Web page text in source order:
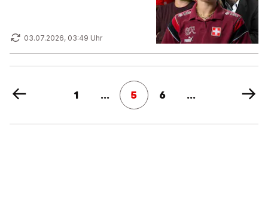
03.07.2026, 03:49 Uhr
1 ... 5 6 ...